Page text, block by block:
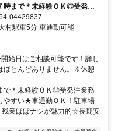
時まで＊未経験ＯＫ◎受発注
04429837
寄駅：大村駅 大村線大村駅車5分 車通勤可能
始日はご相談可能です！詳し
ほとんどありません。※休憩
で＊未経験ＯＫ◎受発注業務
すい★車通勤ＯＫ！駐車場
業ほぼナシが魅力的☆長期安